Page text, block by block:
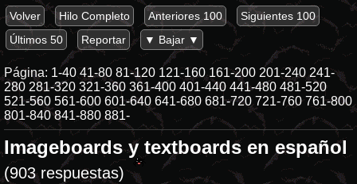
Volver Hilo Completo Anteriores 100
Siguientes 100
Últimos 50
Reportar ▼ Bajar ▼
Página: 1-40 41-80 81-120 121-160 161-200 201-240 241-
280 281-320 321-360 361-400 401-440 441-480 481-520
521-560 561-600 601-640 641-680 681-720 721-760 761-800
801-840 841-880 881-
Imageboards y textboards en español
(903 respuestas)